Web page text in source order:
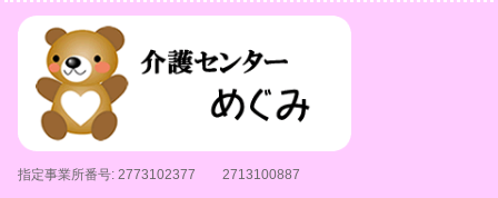
指定事業所番号: 2773102377 2713100887